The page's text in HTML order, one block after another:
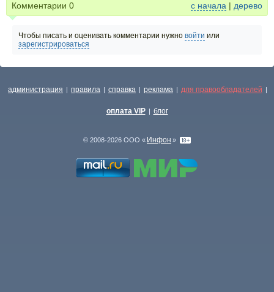
Комментарии 0 с начала | дерево
Чтобы писать и оценивать комментарии нужно войти или
зарегистрироваться
администрация | правила | справка | реклама | для правообладателей |
оплата VIP | блог
© 2008-2026 ООО « Инфон »